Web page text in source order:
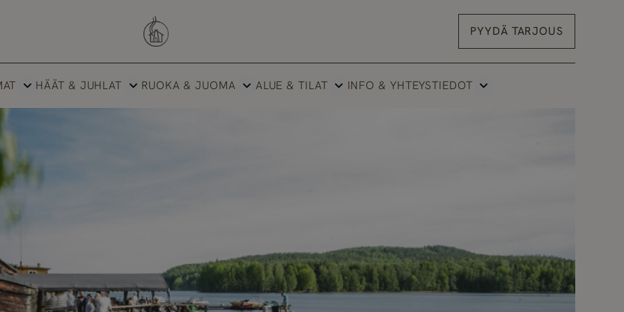
PYYDÄ TARJOUS
HÄÄT & JUHLAT RUOKA & JUOMA ALUE & TILAT INFO & YHTEYSTIEDOT